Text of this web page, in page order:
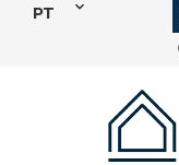
PT